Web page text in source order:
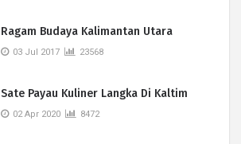
Ragam Budaya Kalimantan Utara
03 Jul 2017 23568
Sate Payau Kuliner Langka Di Kaltim
02 Apr 2020 8472